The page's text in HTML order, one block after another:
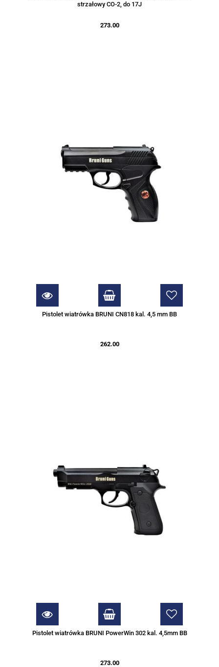
strzałowy CO-2, do 17J
273.00
Pistolet wiatrówka BRUNI CN818 kal. 4,5 mm BB
262.00
Pistolet wiatrówka BRUNI PowerWin 302 kal. 4,5mm BB
273.00